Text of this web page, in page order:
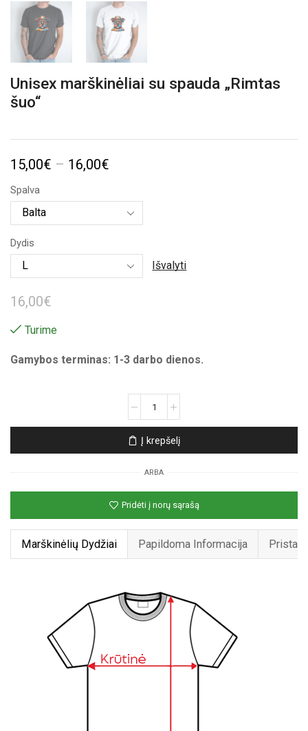
Unisex marškinėliai su spauda „Rimtas
šuo“
15,00€ – 16,00€
15,00€
through
16,00€
Spalva
Dydis
Išvalyti
16,00€
Turime
Gamybos terminas: 1-3 darbo dienos.
Unisex
marškinėliai
spauda
„Rimtas
šuo“
Į krepšelį
ARBA
Pridėti į norų sąrašą
Marškinėlių Dydžiai Papildoma Informacija